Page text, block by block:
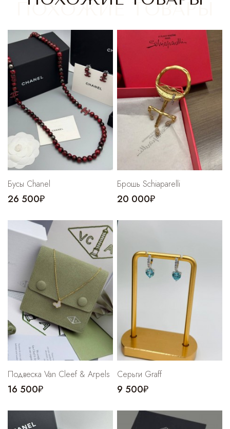
Бусы Chanel
26 500₽
Брошь Schiaparelli
20 000₽
Подвеска Van Cleef & Arpels
16 500₽
Серьги Graff
9 500₽
Cпортивные брюки
Комбинезоны